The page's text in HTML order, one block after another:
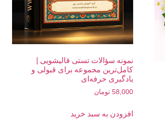
نمونه سؤالات تستی قالیشویی |
کامل‌ترین مجموعه برای قبولی و
یادگیری حرفه‌ای
58,000 تومان
افزودن به سبد خرید